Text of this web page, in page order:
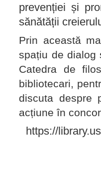
prevenției și
sănătății
Prin această
spațiu de dialog
Catedra de
bibliotecari,
discuta despre
acțiune în
https://